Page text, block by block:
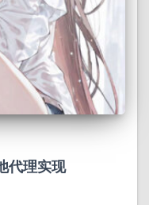
代理实现